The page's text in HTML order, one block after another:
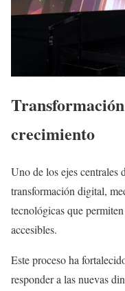
crecimiento
Uno de los ejes centrales
transformación digital,
tecnológicas que
accesibles.
Este proceso ha
responder a las nuevas